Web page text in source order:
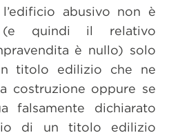
abusivo non è
(e quindi il relativo
è nullo) solo
titolo edilizio che ne
costruzione oppure se
falsamente dichiarato
di un titolo edilizio